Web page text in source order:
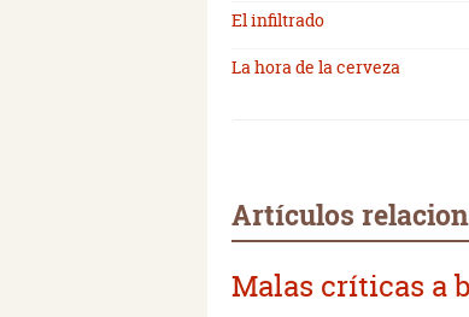
El infiltrado
La hora de la cerveza
Artículos
Malas críticas a